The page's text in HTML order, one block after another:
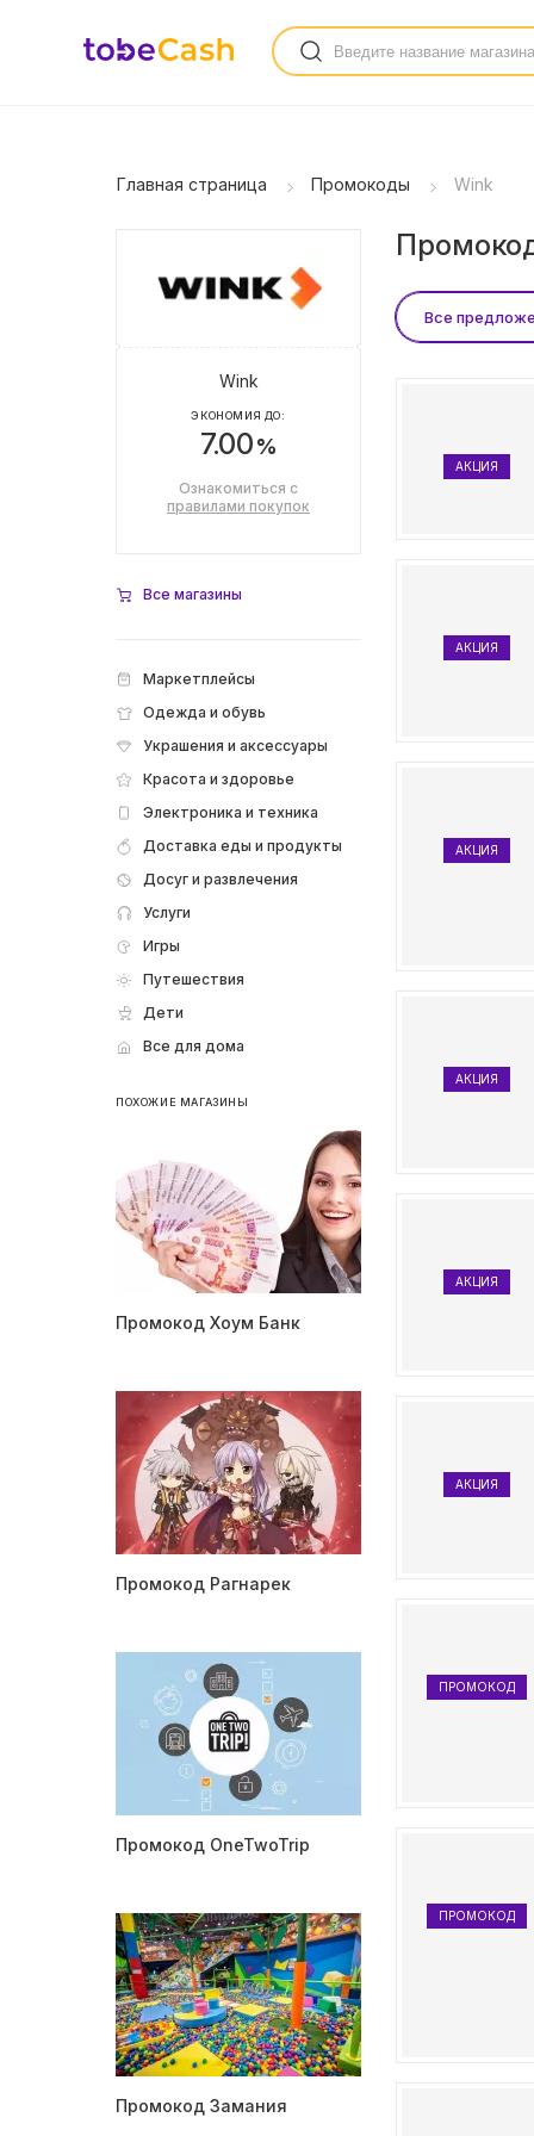
Главная страница Промокоды Wink
Wink
ЭКОНОМИЯ ДО:
7.00%
Ознакомиться с
правилами покупок
Все магазины
Маркетплейсы
Одежда и обувь
Украшения и аксессуары
Красота и здоровье
Электроника и техника
Доставка еды и продукты
Досуг и развлечения
Услуги
Игры
Путешествия
Дети
Все для дома
ПОХОЖИЕ МАГАЗИНЫ
Промокод Хоум Банк
Промокод Рагнарек
Промокод OneTwoTrip
Промокод Замания
Все
АКЦИЯ
АКЦИЯ
АКЦИЯ
АКЦИЯ
АКЦИЯ
АКЦИЯ
ПРОМОКОД
ПРОМОКОД